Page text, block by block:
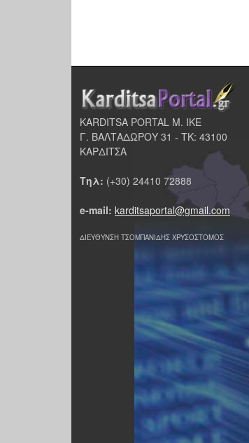
KARDITSA PORTAL Μ. ΙΚΕ
Γ. ΒΑΛΤΑΔΩΡΟΥ 31 - ΤΚ: 43100
ΚΑΡΔΙΤΣΑ
Τηλ: (+30) 24410 72888
e-mail: karditsaportal@gmail.com
ΔΙΕΥΘΥΝΣΗ ΤΣΟΜΠΑΝΙΔΗΣ ΧΡΥΣΟΣΤΟΜΟΣ